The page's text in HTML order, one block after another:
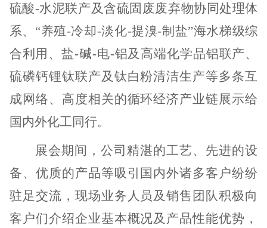
硫酸-水泥联产及含硫固废废弃物协同处理体
系、“养殖-冷却-淡化-提溴-制盐”海水梯级综
合利用、盐-碱-电-铝及高端化学品铝联产、
硫磷钙锂钛联产及钛白粉清洁生产等多条互
成网络、高度相关的循环经济产业链展示给
国内外化工同行。
展会期间，公司精湛的工艺、先进的设
备、优质的产品等吸引国内外诸多客户纷纷
驻足交流，现场业务人员及销售团队积极向
客户们介绍企业基本概况及产品性能优势，